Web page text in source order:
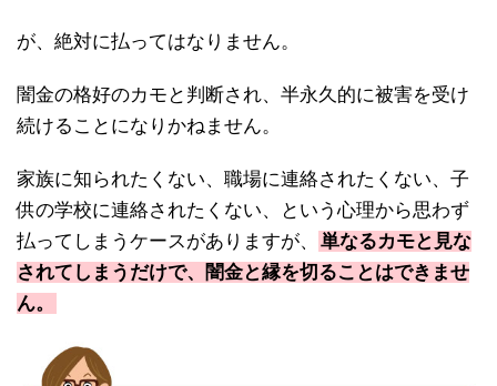
が、絶対に払ってはなりません。
闇金の格好のカモと判断され、半永久的に被害を受け
続けることになりかねません。
家族に知られたくない、職場に連絡されたくない、子
供の学校に連絡されたくない、という心理から思わず
払ってしまうケースがありますが、
単なるカモと見な
されてしまうだけで、闇金と縁を切ることはできませ
ん。